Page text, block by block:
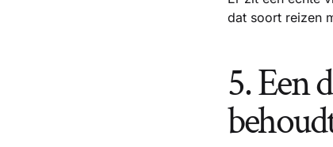
dat soort reizen
5. Een